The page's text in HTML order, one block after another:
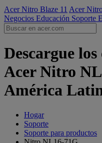
Acer Nitro Blaze 11 Acer
Negocios Educación Soporte
Descargue
Acer Nitro
América
Hogar
Soporte
Soporte para productos